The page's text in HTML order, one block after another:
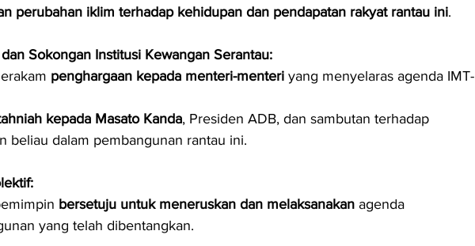
perubahan iklim terhadap kehidupan dan pendapatan rakyat rantau ini.
Sokongan Institusi Kewangan Serantau:
penghargaan kepada menteri-menteri yang menyelaras agenda IMT-
kepada Masato Kanda, Presiden ADB, dan sambutan terhadap
beliau dalam pembangunan rantau ini.
bersetuju untuk meneruskan dan melaksanakan agenda
yang telah dibentangkan.